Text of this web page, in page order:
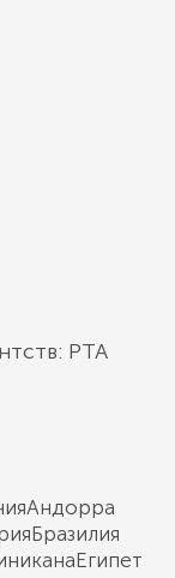
РТА
Андорра
Бразилия
Египет